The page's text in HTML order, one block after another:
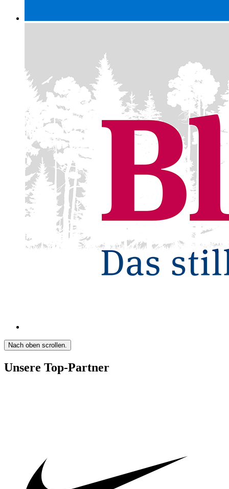
Nach oben scrollen.
Unsere Top-Partner